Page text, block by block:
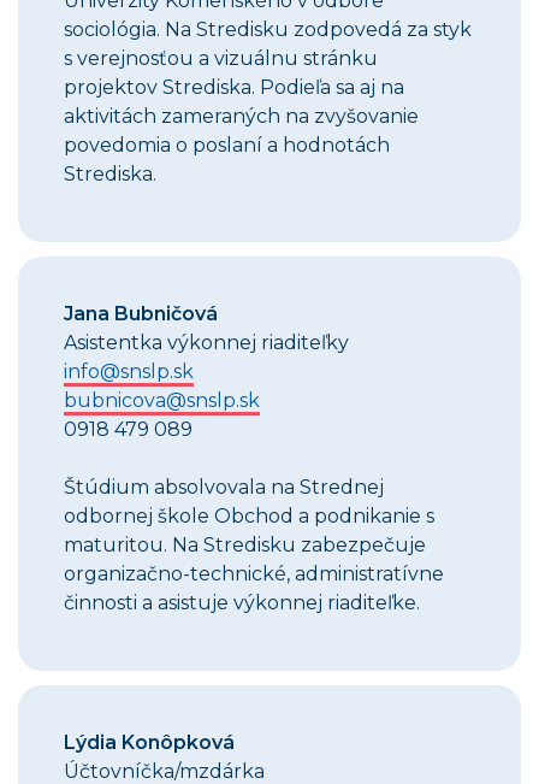
sociológia. Na Stredisku zodpovedá za styk
s verejnosťou a vizuálnu stránku
projektov Strediska. Podieľa sa aj na
aktivitách zameraných na zvyšovanie
povedomia o poslaní a hodnotách
Strediska.
Jana Bubničová
Asistentka výkonnej riaditeľky
info@snslp.sk
bubnicova@snslp.sk
0918 479 089
Štúdium absolvovala na Strednej
odbornej škole Obchod a podnikanie s
maturitou. Na Stredisku zabezpečuje
organizačno-technické, administratívne
činnosti a asistuje výkonnej riaditeľke.
Lýdia Konôpková
Účtovníčka/mzdárka